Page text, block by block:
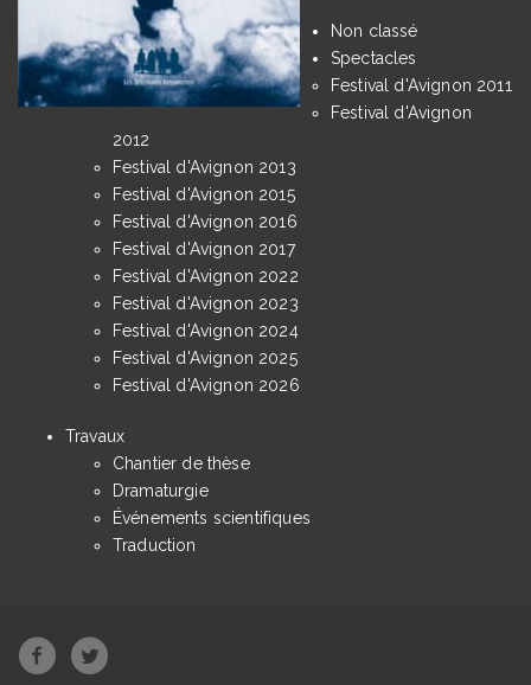
Non classé
Spectacles
Festival d'Avignon 2011
Festival d'Avignon
2012
Festival d'Avignon 2013
Festival d'Avignon 2015
Festival d'Avignon 2016
Festival d'Avignon 2017
Festival d'Avignon 2022
Festival d'Avignon 2023
Festival d'Avignon 2024
Festival d'Avignon 2025
Festival d'Avignon 2026
Travaux
Chantier de thèse
Dramaturgie
Événements scientifiques
Traduction